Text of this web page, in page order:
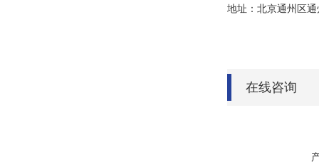
地址：北京通州区
在线咨询